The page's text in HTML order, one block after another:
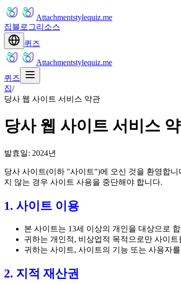
Attachmentstylequiz.me
집블로그리소스
퀴즈
Attachmentstylequiz.me
퀴즈
집/
당사 웹 사이트 서비스 약관
당사 웹 사이트 서비스
발효일: 2024년
당사 사이트(이하 "사이트")에 오신 것을 환영합
지 않는 경우 사이트 사용을 중단해야 합니다.
1. 사이트 이용
본 사이트는 13세 이상의 개인을 대상으로
귀하는 개인적, 비상업적 목적으로만 사이
귀하는 사이트, 사이트의 기능 또는 사용자
2. 지적 재산권